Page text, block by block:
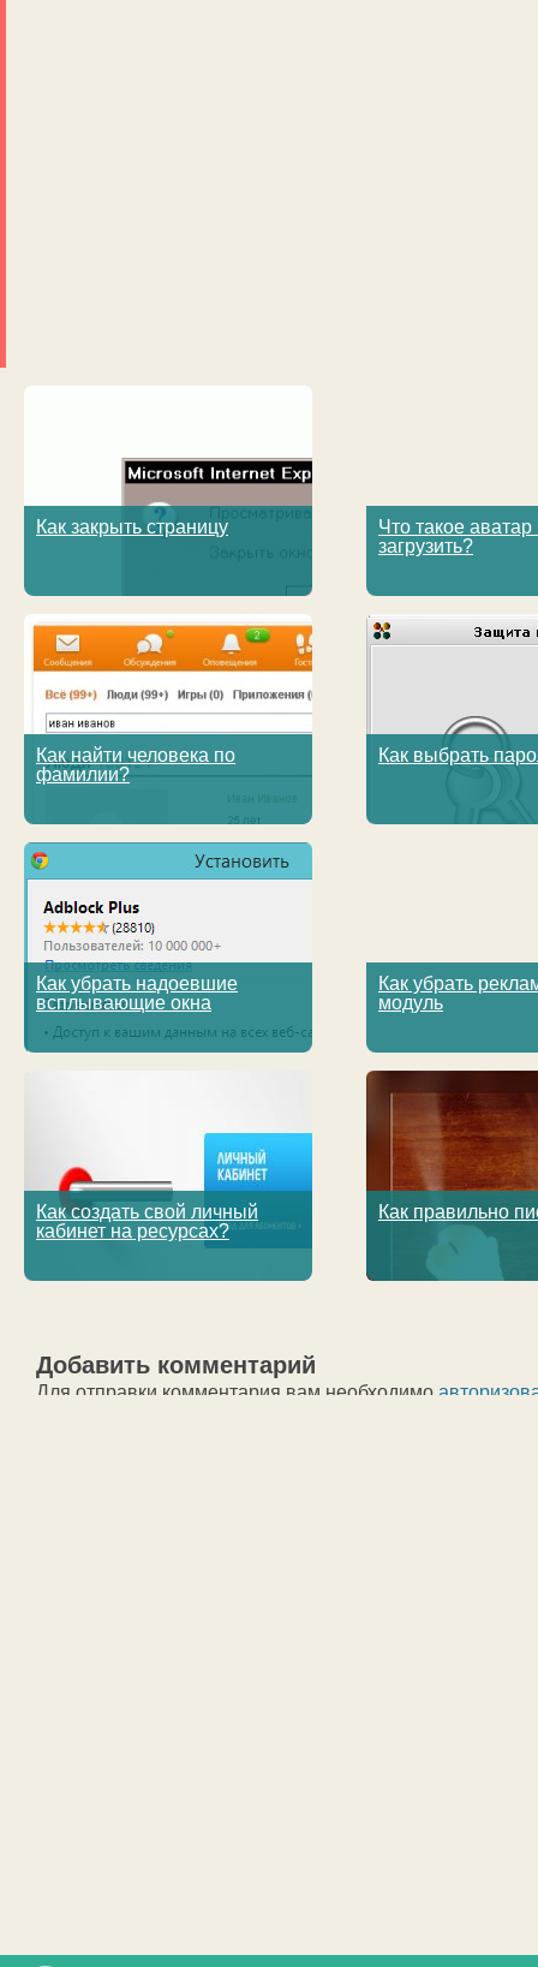
Как закрыть страницу
Что такое аватар
загрузить?
Как найти человека по
фамилии?
Как выбрать
Как убрать надоевшие
всплывающие окна
Как убрать
модуль
Как создать свой личный
кабинет на ресурсах?
Как правильно
Добавить комментарий
Для отправки комментария вам необходимо